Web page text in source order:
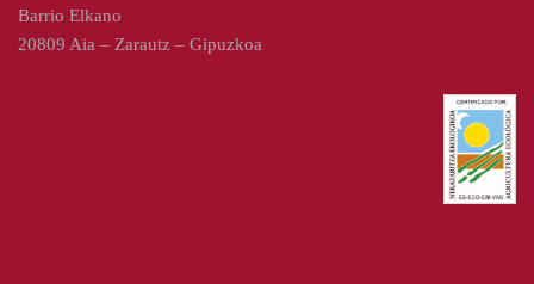
Barrio Elkano
20809 Aia – Zarautz – Gipuzkoa